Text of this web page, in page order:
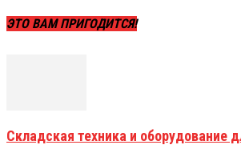
ЭТО ВАМ ПРИГОДИТСЯ!
Складская техника и оборудование